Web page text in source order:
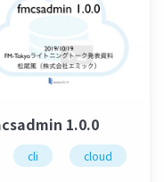
server ssl
1.0.0
cli cloud